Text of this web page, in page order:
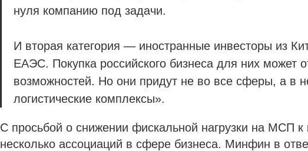
нуля компанию под задачи.
И вторая категория — иностранные инвесторы из
ЕАЭС. Покупка российского бизнеса для них может
возможностей. Но они придут не во все сферы, а в
логистические комплексы».
С просьбой о снижении фискальной нагрузки на МСП
несколько ассоциаций в сфере бизнеса. Минфин в